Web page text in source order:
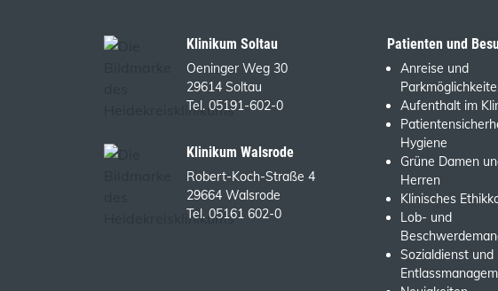
Klinikum Soltau
Oeninger Weg 30
29614 Soltau
Tel. 05191-602-0
Klinikum Walsrode
Robert-Koch-Straße 4
29664 Walsrode
Tel. 05161 602-0
Patienten und
Anreise und
Aufenthalt im
Hygiene
Grüne Damen
Herren
Klinisches
Lob- und
Sozialdienst und